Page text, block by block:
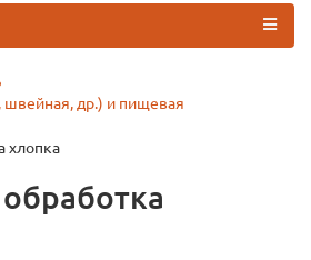
швейная, др.) и пищевая
хлопка